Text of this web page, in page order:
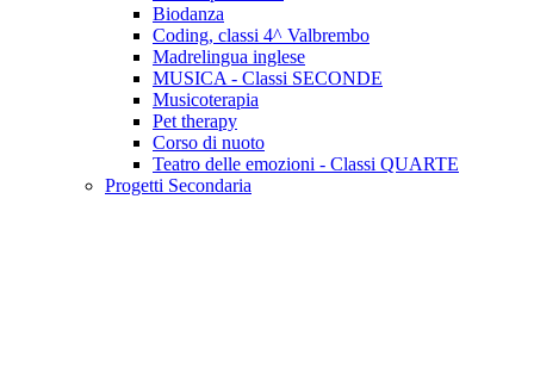
Biodanza
Coding, classi 4^ Valbrembo
Madrelingua inglese
MUSICA - Classi SECONDE
Musicoterapia
Pet therapy
Corso di nuoto
Teatro delle emozioni - Classi QUARTE
Progetti Secondaria